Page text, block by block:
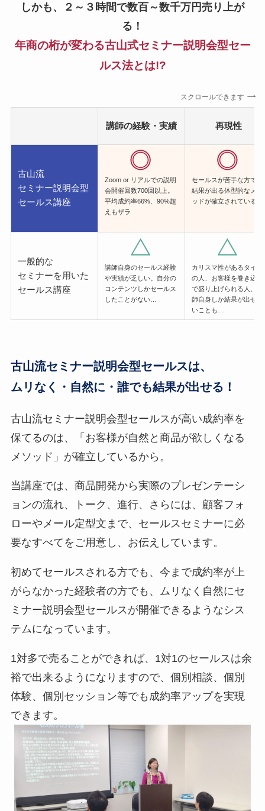
しかも、２～３時間で数百～数千万円売り上が
る！
年商の桁が変わる古山式セミナー説明会型セー
ルス法とは!?
スクロールできます
講師の経験・実績 再現性
古山流
セミナー説明会型
セールス講座
Zoom or リアルでの説明
会開催回数700回以上。
平均成約率66%、90%超
えもザラ
セールスが苦手な方でも
結果が出る体型的なメソ
ッドが確立されている
一般的な
セミナーを用いた
セールス講座
講師自身のセールス経験
や実績が乏しい。自分の
コンテンツしかセールス
したことがない…
カリスマ性があるタイプ
の人、お客様を巻き込ん
で盛り上げられる人、講
師自身しか結果が出せな
いことも…
古山流セミナー説明会型セールスは、
ムリなく・自然に・誰でも結果が出せる！
古山流セミナー説明会型セールスが高い成約率を
保てるのは、「お客様が自然と商品が欲しくなる
メソッド」が確立しているから。
当講座では、商品開発から実際のプレゼンテーシ
ョンの流れ、トーク、進行、さらには、顧客フォ
ローやメール定型文まで、セールスセミナーに必
要なすべてをご用意し、お伝えしています。
初めてセールスされる方でも、今まで成約率が上
がらなかった経験者の方でも、ムリなく自然にセ
ミナー説明会型セールスが開催できるようなシス
テムになっています。
1対多で売ることができれば、1対1のセールスは余
裕で出来るようになりますので、個別相談、個別
体験、個別セッション等でも成約率アップを実現
できます。